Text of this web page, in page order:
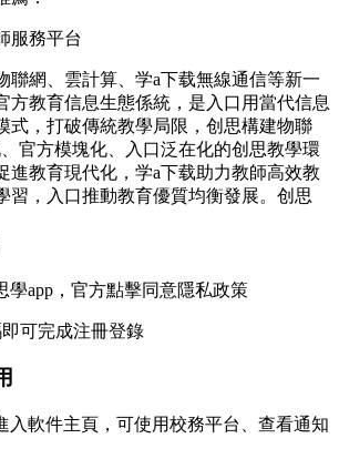
服務平台
聯網、雲計算、学a下载無線通信等新一
方教育信息生態係統，是入口用當代信息
式，打破傳統教學局限，创思構建物聯
官方模塊化、入口泛在化的创思教學環
進教育現代化，学a下载助力教師高效教
習，入口推動教育優質均衡發展。创思
學app，官方點擊同意隱私政策
可完成注冊登錄
入軟件主頁，可使用校務平台、查看通知